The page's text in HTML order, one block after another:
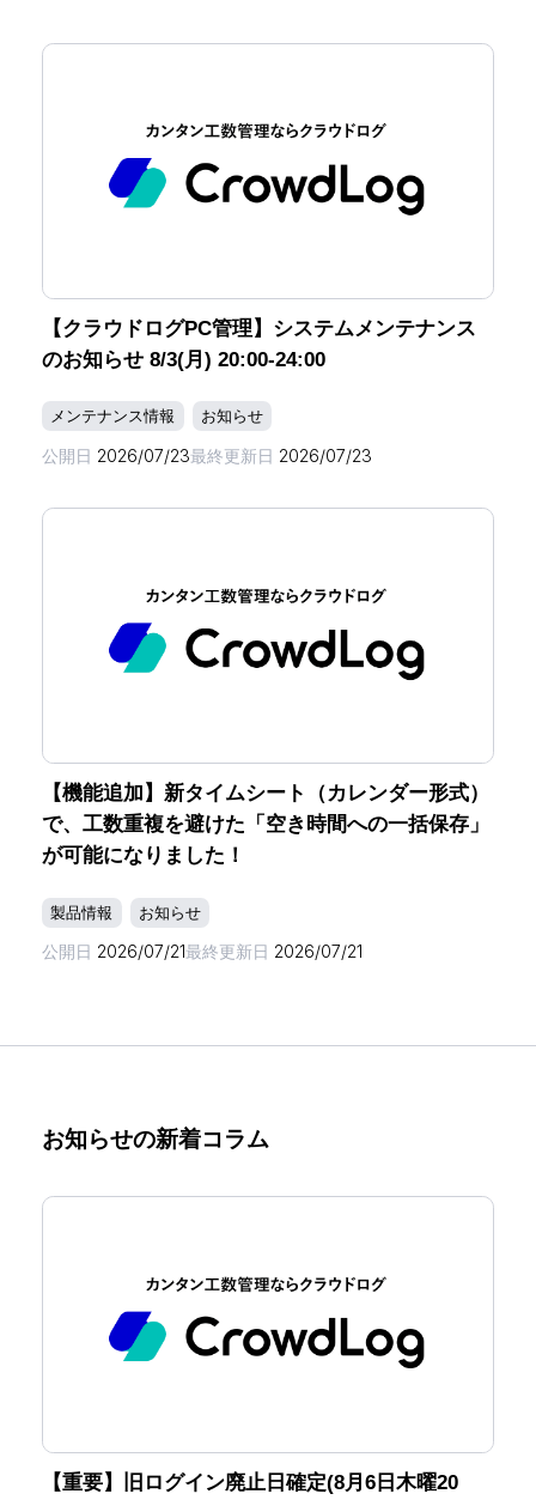
【クラウドログPC管理】システムメンテナンス
のお知らせ 8/3(月) 20:00-24:00
メンテナンス情報 お知らせ
公開日 2026/07/23最終更新日 2026/07/23
【機能追加】新タイムシート（カレンダー形式）
で、工数重複を避けた「空き時間への一括保存」
が可能になりました！
製品情報 お知らせ
公開日 2026/07/21最終更新日 2026/07/21
お知らせの新着コラム
【重要】旧ログイン廃止日確定(8月6日木曜20